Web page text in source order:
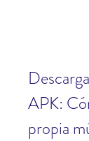
APK:
propia